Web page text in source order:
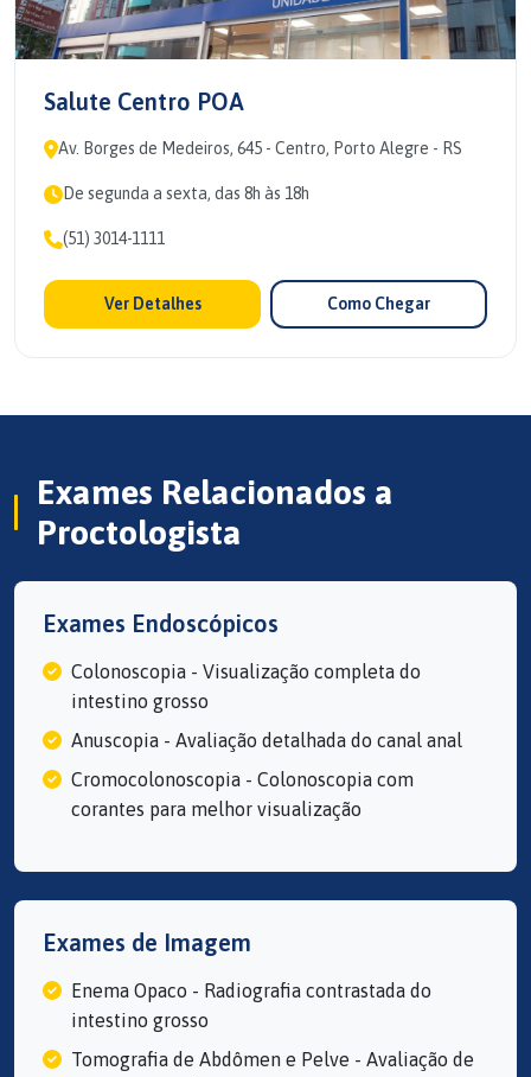
Salute Centro POA
Av. Borges de Medeiros, 645 - Centro, Porto Alegre - RS
De segunda a sexta, das 8h às 18h
(51) 3014-1111
Ver Detalhes Como Chegar
Exames Relacionados a
Proctologista
Exames Endoscópicos
Colonoscopia - Visualização completa do
intestino grosso
Anuscopia - Avaliação detalhada do canal anal
Cromocolonoscopia - Colonoscopia com
corantes para melhor visualização
Exames de Imagem
Enema Opaco - Radiografia contrastada do
intestino grosso
Tomografia de Abdômen e Pelve - Avaliação de